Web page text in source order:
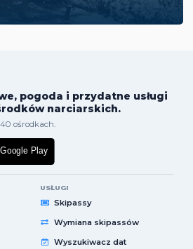
pogoda i przydatne usługi
narciarskich.
ośrodkach.
USŁUGI
Skipassy
Wymiana skipassów
Wyszukiwacz dat